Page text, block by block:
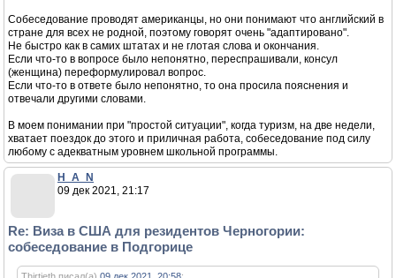
Собеседование проводят американцы, но они понимают что английский в
стране для всех не родной, поэтому говорят очень "адаптировано".
Не быстро как в самих штатах и не глотая слова и окончания.
Если что-то в вопросе было непонятно, переспрашивали, консул
(женщина) переформулировал вопрос.
Если что-то в ответе было непонятно, то она просила пояснения и
отвечали другими словами.
В моем понимании при "простой ситуации", когда туризм, на две недели,
хватает поездок до этого и приличная работа, собеседование под силу
любому с адекватным уровнем школьной программы.
H_A_N
09 дек 2021, 21:17
Re: Виза в США для резидентов Черногории:
собеседование в Подгорице